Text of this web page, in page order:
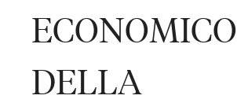
ECONOMICO
DELLA